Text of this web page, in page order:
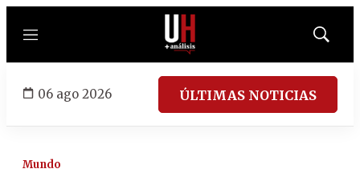
Menú
Mostrar
06 ago 2026 ÚLTIMAS NOTICIAS
Mundo